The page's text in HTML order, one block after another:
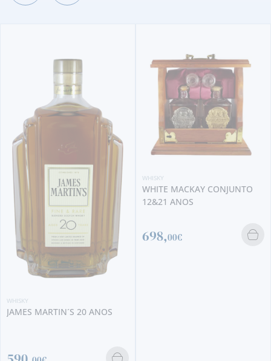
WHISKY
WHITE MACKAY CONJUNTO
12&21 ANOS
698, 00€